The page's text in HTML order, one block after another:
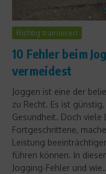
Richtig trainieren
10 Fehler beim
vermeidest
Joggen ist eine der
zu Recht. Es ist
Gesundheit. Doch
Fortgeschrittene,
Leistung
führen können. In
Jogging-Fehler und